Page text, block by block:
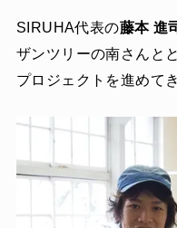
SIRUHA代表の藤本 進
ザンツリーの南さんと
プロジェクトを進めて